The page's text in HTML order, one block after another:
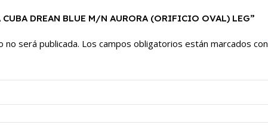
DREAN BLUE M/N AURORA (ORIFICIO OVAL) LEG”
no será publicada. Los campos obligatorios están marcados con